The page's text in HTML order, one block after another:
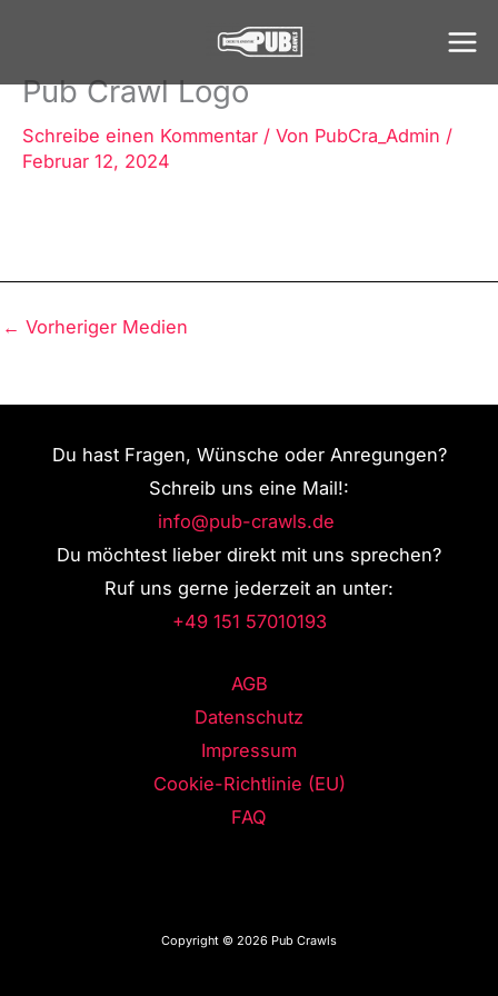
springen
Pub Crawl Logo
Schreibe einen Kommentar / Von PubCra_Admin /
Februar 12, 2024
← Vorheriger Medien
Du hast Fragen, Wünsche oder Anregungen?
Schreib uns eine Mail!:
info@pub-crawls.de
Du möchtest lieber direkt mit uns sprechen?
Ruf uns gerne jederzeit an unter:
+49 151 57010193
AGB
Datenschutz
Impressum
Cookie-Richtlinie (EU)
FAQ
Copyright © 2026 Pub Crawls